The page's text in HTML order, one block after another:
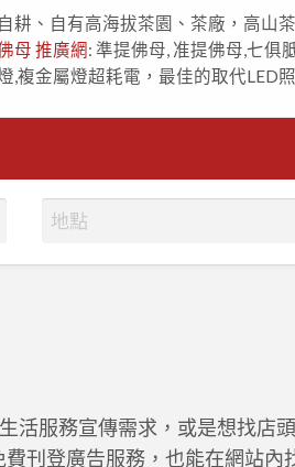
耕、自有高海拔茶園、茶廠，高山
母 推廣網: 準提佛母, 准提佛母,七俱
,複金屬燈超耗電，最佳的取代LED
活服務宣傳需求，或是想找店
刊登廣告服務，也能在網站內